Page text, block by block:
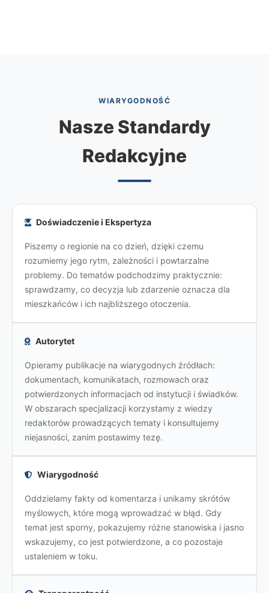
WIARYGODNOŚĆ
Nasze Standardy
Redakcyjne
Doświadczenie i Ekspertyza
Piszemy o regionie na co dzień, dzięki czemu
rozumiemy jego rytm, zależności i powtarzalne
problemy. Do tematów podchodzimy praktycznie:
sprawdzamy, co decyzja lub zdarzenie oznacza dla
mieszkańców i ich najbliższego otoczenia.
Autorytet
Opieramy publikacje na wiarygodnych źródłach:
dokumentach, komunikatach, rozmowach oraz
potwierdzonych informacjach od instytucji i świadków.
W obszarach specjalizacji korzystamy z wiedzy
redaktorów prowadzących tematy i konsultujemy
niejasności, zanim postawimy tezę.
Wiarygodność
Oddzielamy fakty od komentarza i unikamy skrótów
myślowych, które mogą wprowadzać w błąd. Gdy
temat jest sporny, pokazujemy różne stanowiska i jasno
wskazujemy, co jest potwierdzone, a co pozostaje
ustaleniem w toku.